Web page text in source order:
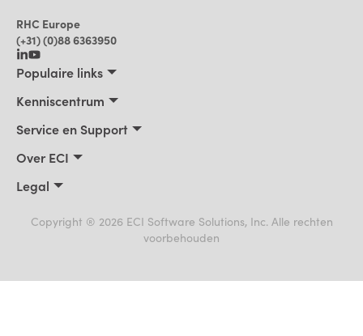
RHC Europe
(+31) (0)88 6363950
Populaire links
Installatiebedrijven
Praktische AI voor ERP
Kenniscentrum
Nieuws
Events
Service en Support
Facturatie
Over ECI
Vacatures
Copyright ® 2026 ECI Software Solutions, Inc. Alle rechten
voorbehouden
Legal
Cookiebeleid
Handelsmerken